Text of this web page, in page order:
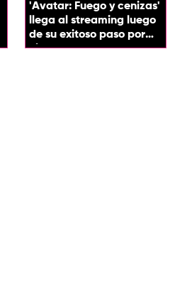
'Avatar: Fuego y cenizas'
llega al streaming luego
de su exitoso paso por
cines